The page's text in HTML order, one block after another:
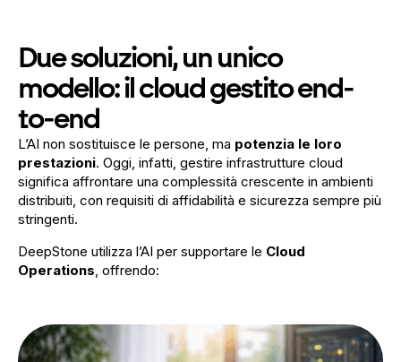
Due soluzioni, un unico
modello: il cloud gestito end-
to-end
L’AI non sostituisce le persone, ma potenzia le loro
prestazioni. Oggi, infatti, gestire infrastrutture cloud
significa affrontare una complessità crescente in ambienti
distribuiti, con requisiti di affidabilità e sicurezza sempre più
stringenti.
DeepStone utilizza l’AI per supportare le Cloud
Operations, offrendo: